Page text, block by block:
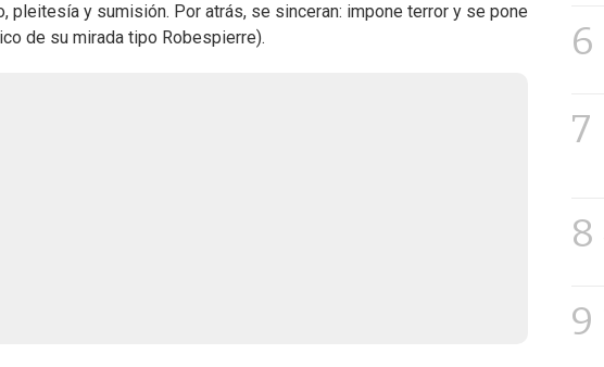
pleitesía y sumisión. Por atrás, se sinceran: impone terror y se pone
de su mirada tipo Robespierre).
6
7
8
9